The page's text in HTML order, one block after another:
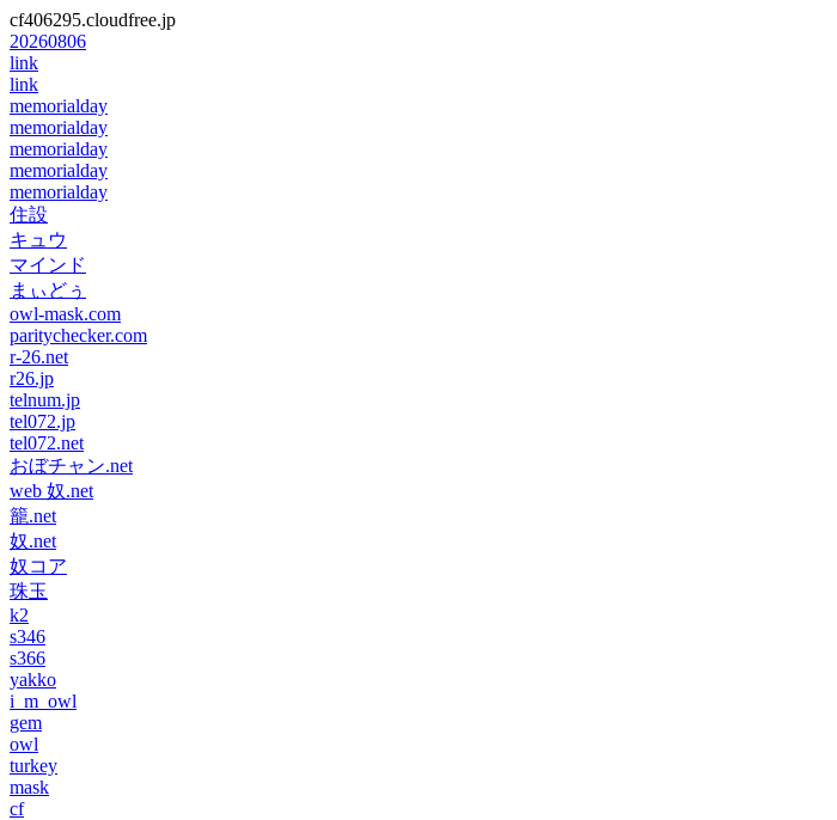
cf406295.cloudfree.jp
20260806
link
link
memorialday
memorialday
memorialday
memorialday
memorialday
住設
キュウ
マインド
まぃどぅ
owl-mask.com
paritychecker.com
r-26.net
r26.jp
telnum.jp
tel072.jp
tel072.net
おぼチャン.net
web 奴.net
籠.net
奴.net
奴コア
珠玉
k2
s346
s366
yakko
i_m_owl
gem
owl
turkey
mask
cf